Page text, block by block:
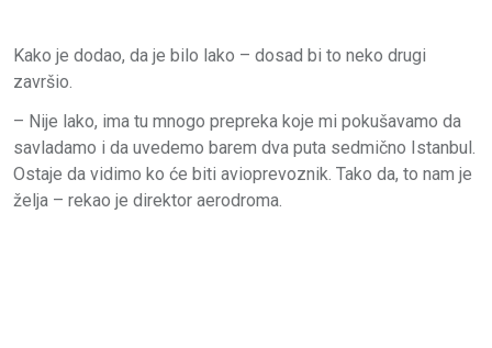
Kako je dodao, da je bilo lako – dosad bi to neko drugi
završio.
– Nije lako, ima tu mnogo prepreka koje mi pokušavamo da
savladamo i da uvedemo barem dva puta sedmično Istanbul.
Ostaje da vidimo ko će biti avioprevoznik. Tako da, to nam je
želja – rekao je direktor aerodroma.